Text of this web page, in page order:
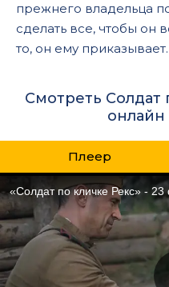
прежнего владельца
сделать все, чтобы он
то, он ему
Смотреть Солдат
онлайн
Плеер